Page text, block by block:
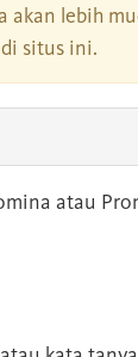
lebih
situs ini.
atau